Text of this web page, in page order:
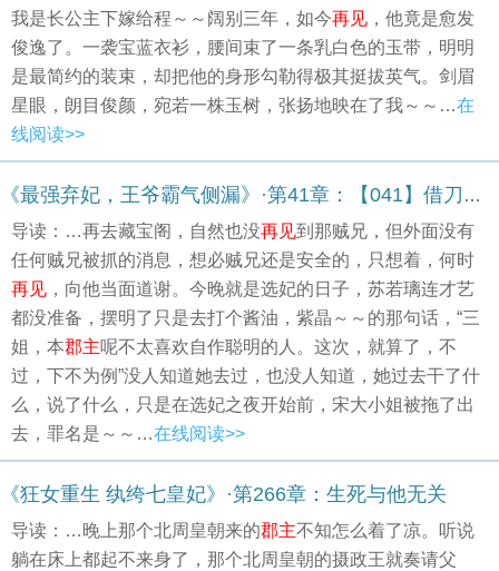
我是长公主下嫁给程～～阔别三年，如今再见 ，他竟是愈发
俊逸了。一袭宝蓝衣衫，腰间束了一条乳白色的玉带，明明
是最简约的装束，却把他的身形勾勒得极其挺拔英气。剑眉
星眼，朗目俊颜，宛若一株玉树，张扬地映在了我～～…在
线阅读>>
《最强弃妃，王爷霸气侧漏》·第41章：【041】借刀杀人
导读：…再去藏宝阁，自然也没再见到那贼兄，但外面没有
任何贼兄被抓的消息，想必贼兄还是安全的，只想着，何时
再见 ，向他当面道谢。今晚就是选妃的日子，苏若璃连才艺
都没准备，摆明了只是去打个酱油，紫晶～～的那句话，“三
姐，本郡主呢不太喜欢自作聪明的人。这次，就算了，不
过，下不为例”没人知道她去过，也没人知道，她过去干了什
么，说了什么，只是在选妃之夜开始前，宋大小姐被拖了出
去，罪名是～～…在线阅读>>
《狂女重生 纨绔七皇妃》·第266章：生死与他无关
导读：…晚上那个北周皇朝来的郡主不知怎么着了凉。听说
躺在床上都起不来身了，那个北周皇朝的摄政王就奏请父